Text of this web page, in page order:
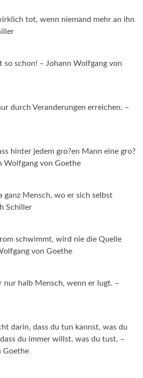
tot, wenn niemand mehr an ihn
so schon! – Johann Wolfgang von
durch Veranderungen erreichen. –
hinter jedem gro?en Mann eine gro?
Wolfgang von Goethe
ganz Mensch, wo er sich selbst
Schiller
schwimmt, wird nie die Quelle
von Goethe
nur halb Mensch, wenn er lugt. –
darin, dass du tun kannst, was du
du immer willst, was du tust. –
Goethe